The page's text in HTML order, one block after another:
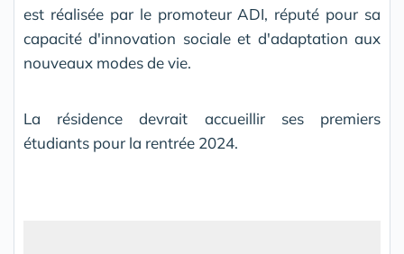
est réalisée par le promoteur ADI, réputé pour sa
capacité d'innovation sociale et d'adaptation aux
nouveaux modes de vie.
La résidence devrait accueillir ses premiers
étudiants pour la rentrée 2024.